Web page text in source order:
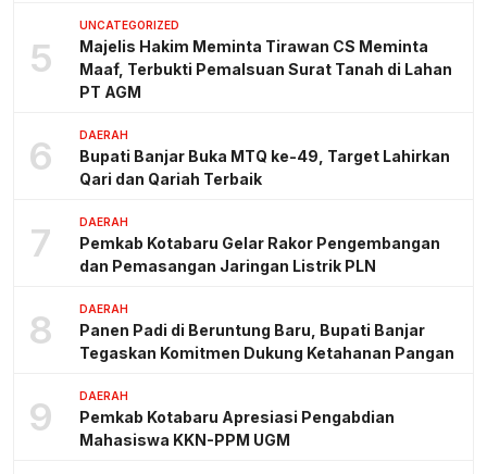
5
UNCATEGORIZED
Majelis Hakim Meminta Tirawan CS Meminta
Maaf, Terbukti Pemalsuan Surat Tanah di Lahan
PT AGM
6 DAERAH
Bupati Banjar Buka MTQ ke-49, Target Lahirkan
Qari dan Qariah Terbaik
7 DAERAH
Pemkab Kotabaru Gelar Rakor Pengembangan
dan Pemasangan Jaringan Listrik PLN
8 DAERAH
Panen Padi di Beruntung Baru, Bupati Banjar
Tegaskan Komitmen Dukung Ketahanan Pangan
9 DAERAH
Pemkab Kotabaru Apresiasi Pengabdian
Mahasiswa KKN-PPM UGM